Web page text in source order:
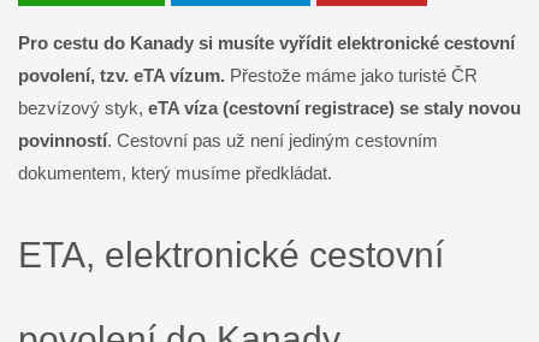
Pro cestu do Kanady si musíte vyřídit elektronické cestovní
povolení, tzv. eTA vízum. Přestože máme jako turisté ČR
bezvízový styk, eTA víza (cestovní registrace) se staly novou
povinností. Cestovní pas už není jediným cestovním
dokumentem, který musíme předkládat.
ETA, elektronické cestovní